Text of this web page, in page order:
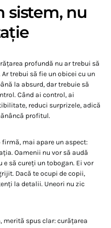
sistem, nu
profundă nu ar trebui să
trebui să fie un obicei cu un
la absurd, dar trebuie să
Când ai control, ai
reduci surprizele, adică
profitul.
mai apare un aspect:
Oamenii nu vor să audă
să cureți un tobogan. Ei vor
Dacă te ocupi de copii,
la detalii. Uneori nu zic
merită spus clar: curățarea